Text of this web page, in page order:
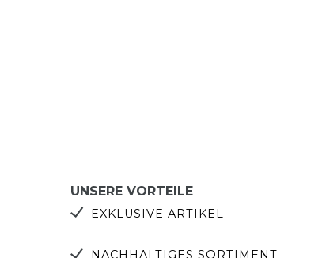
UNSERE VORTEILE
EXKLUSIVE ARTIKEL
NACHHALTIGES SORTIMENT